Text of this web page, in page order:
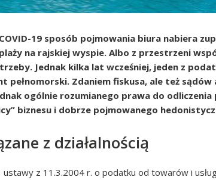
19 sposób pojmowania biura nabiera
na rajskiej wyspie. Albo z przestrzeni
Jednak kilka lat wcześniej, jeden z
pełnomorski. Zdaniem fiskusa, ale też
ogólnie rozumianego prawa do
biznesu i dobrze pojmowanego
z działalnością
z 11.3.2004 r. o podatku od towarów i